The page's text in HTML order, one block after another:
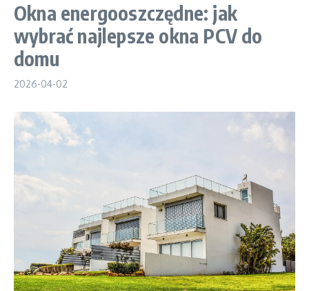
Okna energooszczędne: jak
wybrać najlepsze okna PCV do
domu
2026-04-02